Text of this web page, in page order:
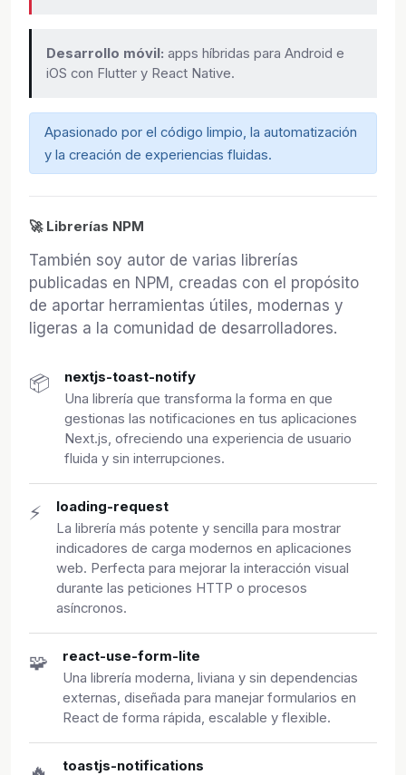
Desarrollo móvil: apps híbridas para Android e
iOS con Flutter y React Native.
Apasionado por el código limpio, la automatización
y la creación de experiencias fluidas.
🚀 Librerías NPM
También soy autor de varias librerías
publicadas en NPM, creadas con el propósito
de aportar herramientas útiles, modernas y
ligeras a la comunidad de desarrolladores.
📦 nextjs-toast-notify
Una librería que transforma la forma en que
gestionas las notificaciones en tus aplicaciones
Next.js, ofreciendo una experiencia de usuario
fluida y sin interrupciones.
⚡ loading-request
La librería más potente y sencilla para mostrar
indicadores de carga modernos en aplicaciones
web. Perfecta para mejorar la interacción visual
durante las peticiones HTTP o procesos
asíncronos.
🧩 react-use-form-lite
Una librería moderna, liviana y sin dependencias
externas, diseñada para manejar formularios en
React de forma rápida, escalable y flexible.
toastjs-notifications